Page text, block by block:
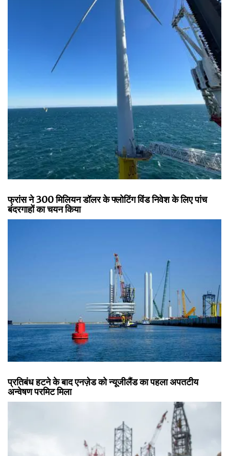
फ्रांस ने 300 मिलियन डॉलर के फ्लोटिंग विंड निवेश के लिए पांच
बंदरगाहों का चयन किया
प्रतिबंध हटने के बाद एनज़ेड को न्यूजीलैंड का पहला अपतटीय
अन्वेषण परमिट मिला